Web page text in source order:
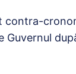
contra-